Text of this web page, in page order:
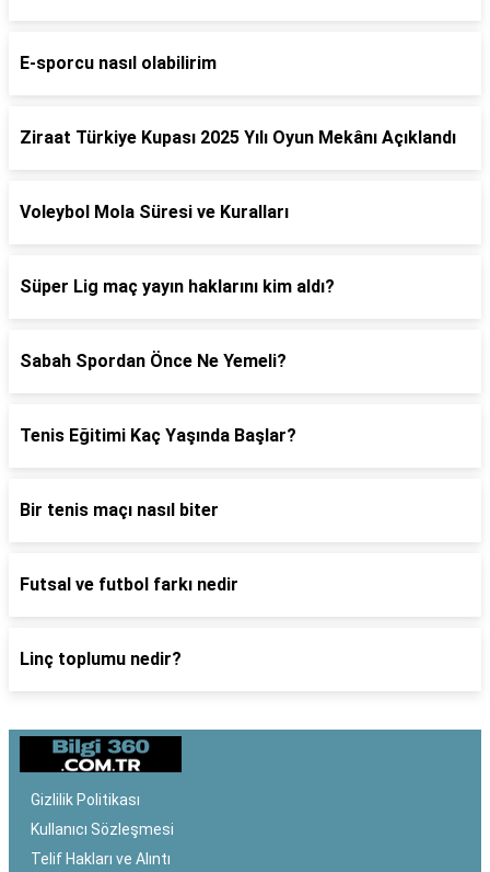
E-sporcu nasıl olabilirim
Ziraat Türkiye Kupası 2025 Yılı Oyun Mekânı Açıklandı
Voleybol Mola Süresi ve Kuralları
Süper Lig maç yayın haklarını kim aldı?
Sabah Spordan Önce Ne Yemeli?
Tenis Eğitimi Kaç Yaşında Başlar?
Bir tenis maçı nasıl biter
Futsal ve futbol farkı nedir
Linç toplumu nedir?
Gizlilik Politikası
Kullanıcı Sözleşmesi
Telif Hakları ve Alıntı